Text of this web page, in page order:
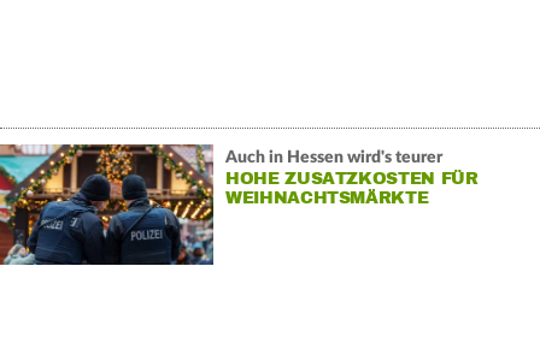
Auch in Hessen wird's teurer
HOHE ZUSATZKOSTEN FÜR
WEIHNACHTSMÄRKTE